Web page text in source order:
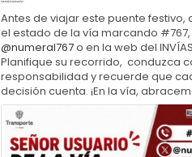
Antes de viajar este puente festivo,
el estado de la vía marcando #767,
@numeral767o en la web del
Planifique su recorrido, conduzca
responsabilidad y recuerde que
decisión cuenta. ¡En la vía,